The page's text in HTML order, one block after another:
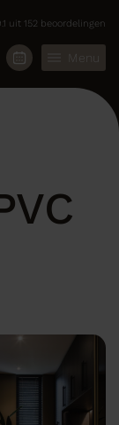
uit 152 beoordelingen
Menu